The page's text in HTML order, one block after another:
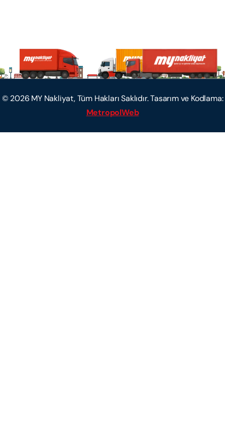
© 2026 MY Nakliyat, Tüm Hakları Saklıdır. Tasarım ve Kodlama:
MetropolWeb